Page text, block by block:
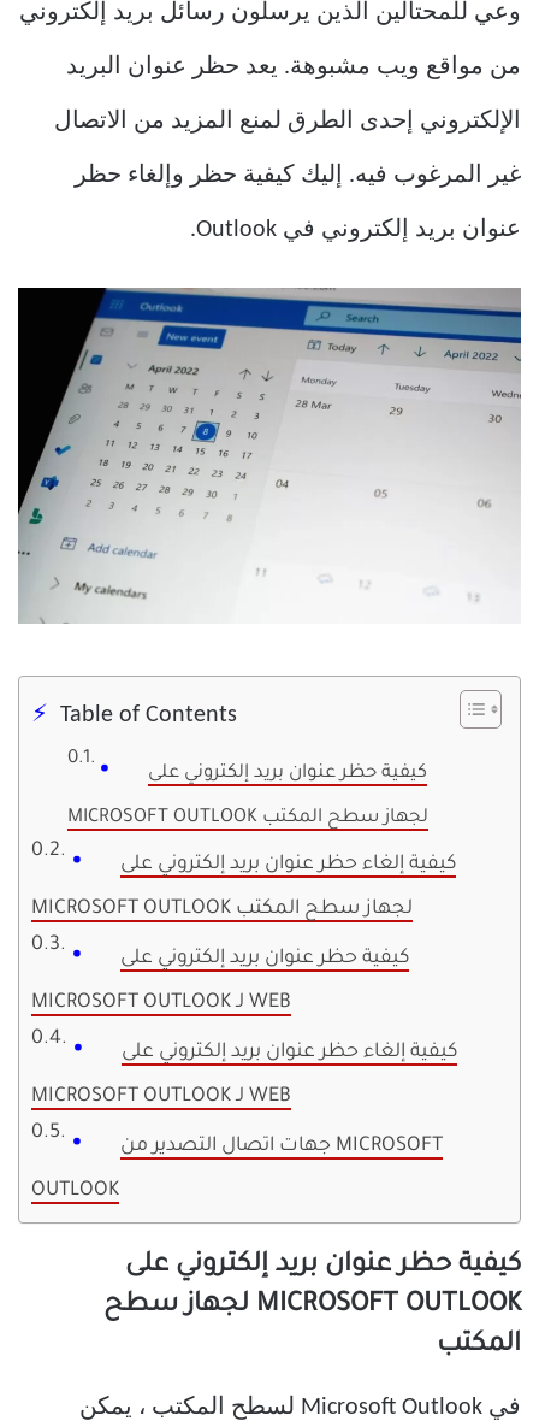
وعي للمحتالين الذين يرسلون رسائل بريد إلكتروني
من مواقع ويب مشبوهة. يعد حظر عنوان البريد
الإلكتروني إحدى الطرق لمنع المزيد من الاتصال
غير المرغوب فيه. إليك كيفية حظر وإلغاء حظر
عنوان بريد إلكتروني في Outlook.
Table of Contents
كيفية حظر عنوان بريد إلكتروني على
MICROSOFT OUTLOOK لجهاز سطح المكتب
كيفية إلغاء حظر عنوان بريد إلكتروني على
MICROSOFT OUTLOOK لجهاز سطح المكتب
كيفية حظر عنوان بريد إلكتروني على
MICROSOFT OUTLOOK لـ WEB
كيفية إلغاء حظر عنوان بريد إلكتروني على
MICROSOFT OUTLOOK لـ WEB
جهات اتصال التصدير من MICROSOFT
OUTLOOK
كيفية حظر عنوان بريد إلكتروني على
MICROSOFT OUTLOOK لجهاز سطح
المكتب
في Microsoft Outlook لسطح المكتب ، يمكن